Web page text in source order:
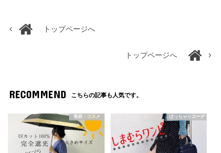
トップページへ
トップページへ
RECOMMEND こちらの記事も人気です。
美容・コスメ ぽっちゃりコーデ